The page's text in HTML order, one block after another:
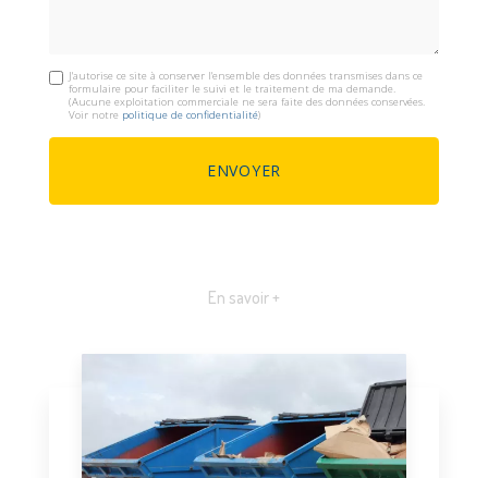
J'autorise ce site à conserver l'ensemble des données transmises dans ce
formulaire pour faciliter le suivi et le traitement de ma demande.
(Aucune exploitation commerciale ne sera faite des données conservées.
Voir notre politique de confidentialité)
En savoir +